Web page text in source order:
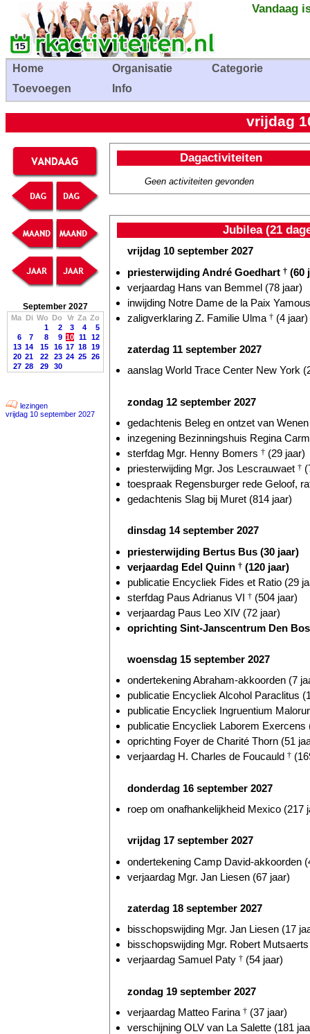
Vandaag
Home Organisatie
Categorie
Toevoegen
Info
vrijdag
September 2027
Ma Di Wo Do Vr Za Zo
1
2 3 4
5
6
7 8 9 10 11 12
13 14 15 16 17 18 19
20 21 22 23 24 25 26
27 28 29 30
lezingen
vrijdag 10 september 2027
Dagactiviteiten
Geen activiteiten gevonden
Jubilea (21
vrijdag 10 september 2027
priesterwijding André Goedhart † (60
verjaardag Hans van Bemmel (78 jaar)
inwijding Notre Dame de la Paix
zaligverklaring Z. Familie Ulma † (4 jaar)
zaterdag 11 september 2027
aanslag World Trace Center New York
zondag 12 september 2027
gedachtenis Beleg en ontzet van
inzegening Bezinningshuis Regina
sterfdag Mgr. Henny Bomers † (29 jaar)
priesterwijding Mgr. Jos Lescrauwaet †
toespraak Regensburger rede Geloof,
gedachtenis Slag bij Muret (814 jaar)
dinsdag 14 september 2027
priesterwijding Bertus Bus (30 jaar)
verjaardag Edel Quinn † (120 jaar)
publicatie Encycliek Fides et Ratio (29
sterfdag Paus Adrianus VI † (504 jaar)
verjaardag Paus Leo XIV (72 jaar)
oprichting Sint-Janscentrum Den
woensdag 15 september 2027
ondertekening Abraham-akkoorden (7
publicatie Encycliek Alcohol Paraclitus
publicatie Encycliek Ingruentium
publicatie Encycliek Laborem Exercens
oprichting Foyer de Charité Thorn (51
verjaardag H. Charles de Foucauld †
donderdag 16 september 2027
roep om onafhankelijkheid Mexico (217
vrijdag 17 september 2027
ondertekening Camp David-akkoorden
verjaardag Mgr. Jan Liesen (67 jaar)
zaterdag 18 september 2027
bisschopswijding Mgr. Jan Liesen (17
bisschopswijding Mgr. Robert
verjaardag Samuel Paty † (54 jaar)
zondag 19 september 2027
verjaardag Matteo Farina † (37 jaar)
verschijning OLV van La Salette (181